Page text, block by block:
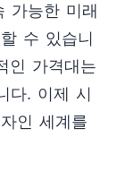
가능한 미래
수 있습니
인 가격대는
다. 이제 시
인 세계를